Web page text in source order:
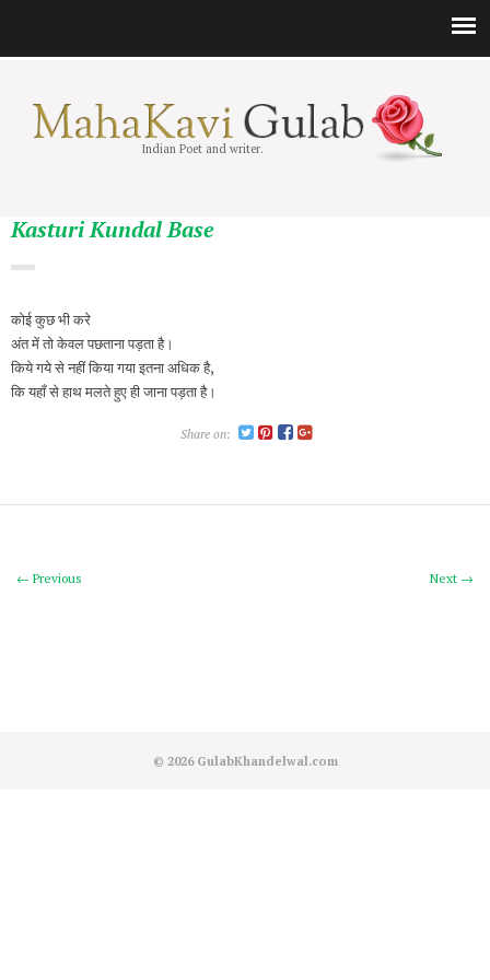
Indian Poet and writer.
Kasturi Kundal Base
कोई कुछ भी करे
अंत में तो केवल पछताना पड़ता है।
किये गये से नहीं किया गया इतना अधिक है,
कि यहाँ से हाथ मलते हुए ही जाना पड़ता है।
Share on:
Next →
← Previous
© 2026 GulabKhandelwal.com